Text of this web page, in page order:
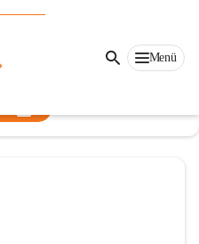
Menü
Piesting
piesting